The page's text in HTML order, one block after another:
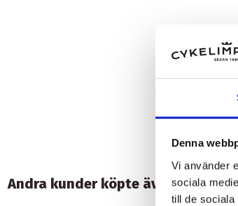
Denna
Vi använder
sociala
till de
Andra kunder köpte även: